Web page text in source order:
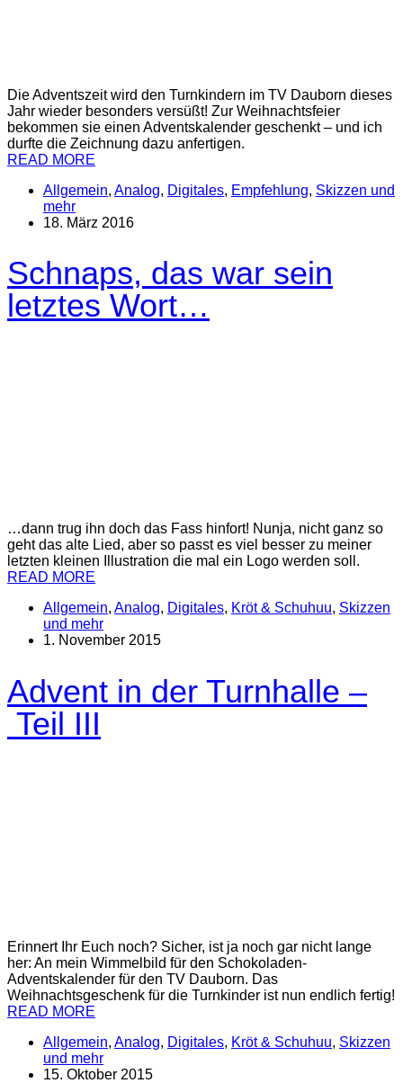
Die Adventszeit wird den Turnkindern im TV Dauborn dieses
Jahr wieder besonders versüßt! Zur Weihnachtsfeier
bekommen sie einen Adventskalender geschenkt – und ich
durfte die Zeichnung dazu anfertigen.
READ MORE
Allgemein, Analog, Digitales, Empfehlung, Skizzen und
mehr
18. März 2016
Schnaps, das war sein
letztes Wort…
…dann trug ihn doch das Fass hinfort! Nunja, nicht ganz so
geht das alte Lied, aber so passt es viel besser zu meiner
letzten kleinen Illustration die mal ein Logo werden soll.
READ MORE
Allgemein, Analog, Digitales, Kröt & Schuhuu, Skizzen
und mehr
1. November 2015
Advent in der Turnhalle –
Teil III
Erinnert Ihr Euch noch? Sicher, ist ja noch gar nicht lange
her: An mein Wimmelbild für den Schokoladen-
Adventskalender für den TV Dauborn. Das
Weihnachtsgeschenk für die Turnkinder ist nun endlich fertig!
READ MORE
Allgemein, Analog, Digitales, Kröt & Schuhuu, Skizzen
und mehr
15. Oktober 2015